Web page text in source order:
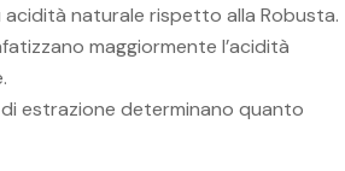
acidità naturale rispetto alla Robusta.
maggiormente l’acidità
estrazione determinano quanto